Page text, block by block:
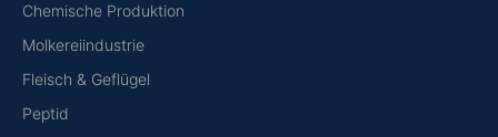
Chemische Produktion
Molkereiindustrie
Fleisch & Geflügel
Peptid